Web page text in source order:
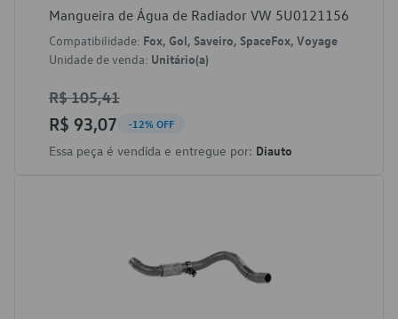
Mangueira de Água de Radiador VW 5U0121156
Compatibilidade: Fox, Gol, Saveiro, SpaceFox, Voyage
Unidade de venda: Unitário(a)
R$ 105,41
R$ 93,07 -12% OFF
Essa peça é vendida e entregue por: Diauto